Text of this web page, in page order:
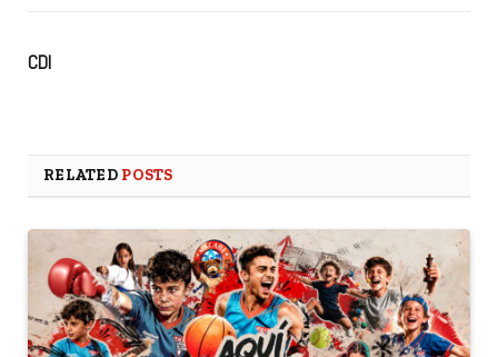
CDI
RELATED POSTS